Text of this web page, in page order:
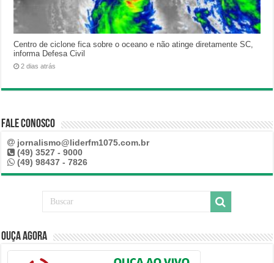
Centro de ciclone fica sobre o oceano e não atinge diretamente SC,
informa Defesa Civil
2 dias atrás
Fale Conosco
jornalismo@liderfm1075.com.br
(49) 3527 - 9000
(49) 98437 - 7826
Ouça Agora